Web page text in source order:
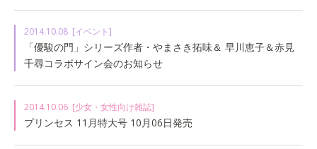
2014.10.08 [イベント]
「優駿の門」シリーズ作者・やまさき拓味＆ 早川恵子＆赤見
千尋コラボサイン会のお知らせ
2014.10.06 [少女・女性向け雑誌]
プリンセス 11月特大号 10月06日発売